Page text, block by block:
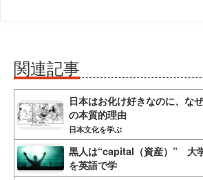
関連記事
日本はお化け好きなのに、な
の本質的理由
日本文化を学ぶ
黒人は“capital（資産）” 大
を英語で学